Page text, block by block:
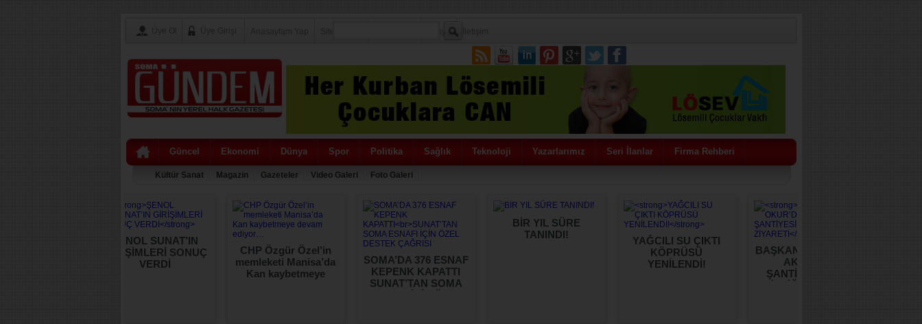
Güncel Ekonomi Dünya Spor Politika Sağlık Teknoloji Yazarlarımız Seri İlanlar Firma Rehberi
Kültür Sanat Magazin Gazeteler Video Galeri Foto Galeri
ŞENOL SUNAT’IN
GİRİŞİMLERİ SONUÇ
VERDİ
CHP Özgür Özel’in
memleketi Manisa’da
Kan kaybetmeye
SOMA’DA 376 ESNAF
KEPENK KAPATTI
SUNAT’TAN SOMA
BİR YIL SÜRE
TANINDI!
YAĞCILI SU ÇIKTI
KÖPRÜSÜ
YENİLENDİ!
BAŞKAN OKUR’DAN
AKHİSAR
ŞANTİYESİNE İŞ